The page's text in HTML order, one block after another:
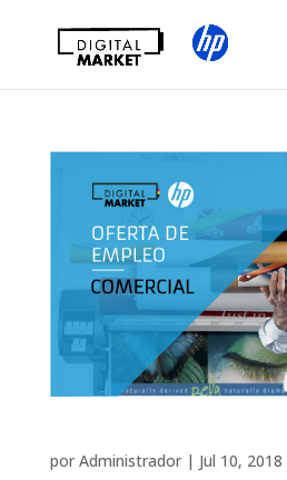
por Administrador| Jul 10, 2018